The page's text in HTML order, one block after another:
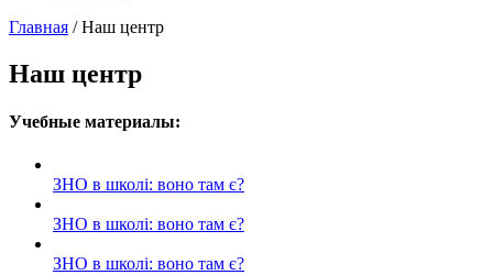
Главная /Наш центр
Наш центр
Учебные материалы:
ЗНО в школі: воно там є?
ЗНО в школі: воно там є?
ЗНО в школі: воно там є?